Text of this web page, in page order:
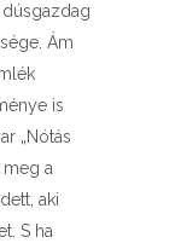
Ám
is
„Nótás
meg a
aki
S ha